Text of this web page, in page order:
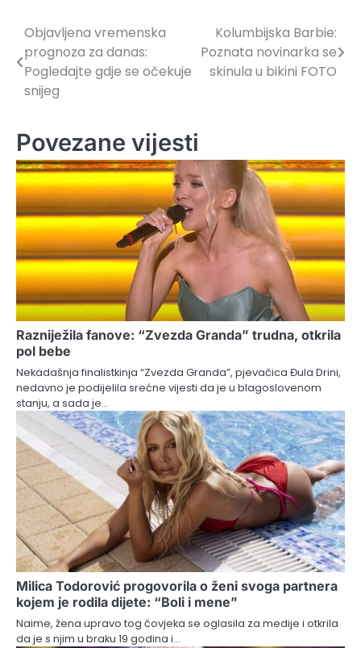
Navigacija
članaka
Objavljena vremenska
prognoza za danas:
Pogledajte gdje se očekuje
snijeg
Kolumbijska Barbie:
Poznata novinarka se
skinula u bikini FOTO
Povezane vijesti
Razniježila fanove: “Zvezda Granda” trudna, otkrila
pol bebe
Nekadašnja finalistkinja “Zvezda Granda”, pjevačica Đula Drini,
nedavno je podijelila srećne vijesti da je u blagoslovenom
stanju, a sada je…
Milica Todorović progovorila o ženi svoga partnera
kojem je rodila dijete: “Boli i mene”
Naime, žena upravo tog čovjeka se oglasila za medije i otkrila
da je s njim u braku 19 godina i…